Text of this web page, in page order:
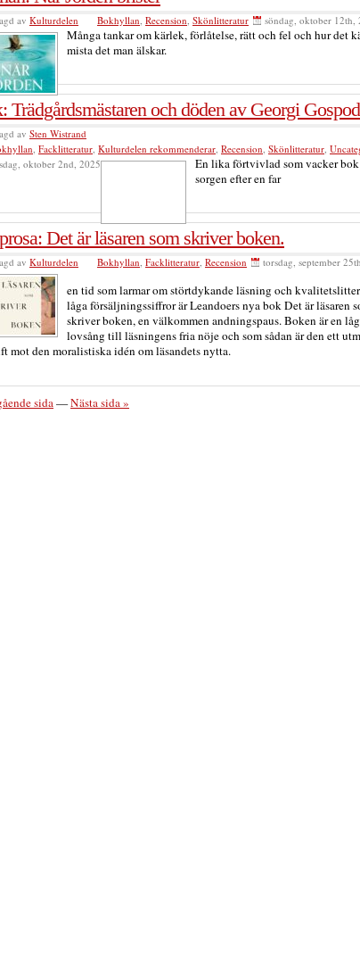
av Kulturdelen Bokhyllan Recension Skönlitteratur söndag, oktober 12th,
Många tankar om kärlek, förlåtelse, rätt och fel och hur det
mista det man älskar.
Trädgårdsmästaren och döden av Georgi
av Sten Wistrand
, Facklitteratur, Kulturdelen rekommenderar, Recension, Skönlitteratur,
oktober 2nd, 2025
En lika förtvivlad som vacker
sorgen efter en far
Det är läsaren som skriver boken.
av Kulturdelen Bokhyllan, Facklitteratur, Recension torsdag, september
en tid som larmar om störtdykande läsning och
låga försäljningssiffror är Leandoers nya bok Det är läsaren
skriver boken, en välkommen andningspaus. Boken är en
lovsång till läsningens fria nöje och som sådan är den ett
mot den moralistiska idén om läsandets nytta.
sida—Nästa sida »